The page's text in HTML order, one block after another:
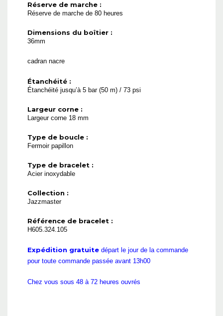
Réserve de marche :
Réserve de marche de 80 heures
Dimensions du boîtier :
36mm
cadran nacre
Étanchéité :
Étanchéité jusqu’à 5 bar (50 m) / 73 psi
Largeur corne :
Largeur corne 18 mm
Type de boucle :
Fermoir papillon
Type de bracelet :
Acier inoxydable
Collection :
Jazzmaster
Référence de bracelet :
H605.324.105
Expédition gratuite départ le jour de la commande
pour toute commande passée avant 13h00
Chez vous sous 48 à 72 heures ouvrés